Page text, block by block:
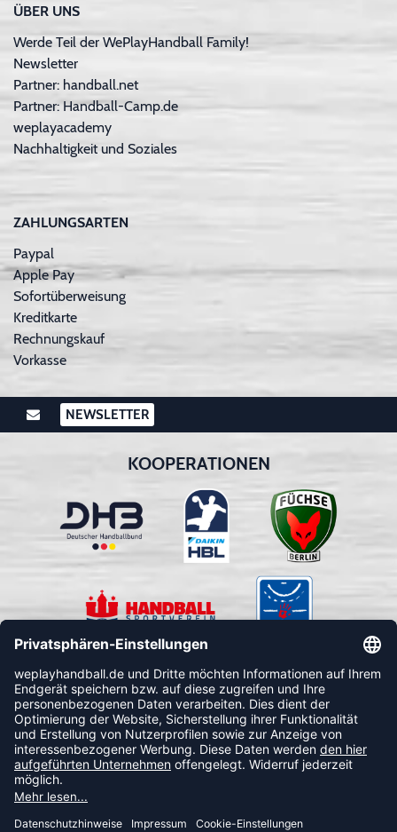
ÜBER UNS
Werde Teil der WePlayHandball Family!
Newsletter
Partner: handball.net
Partner: Handball-Camp.de
weplayacademy
Nachhaltigkeit und Soziales
ZAHLUNGSARTEN
Paypal
Apple Pay
Sofortüberweisung
Kreditkarte
Rechnungskauf
Vorkasse
NEWSLETTER
KOOPERATIONEN
FOLLOW US